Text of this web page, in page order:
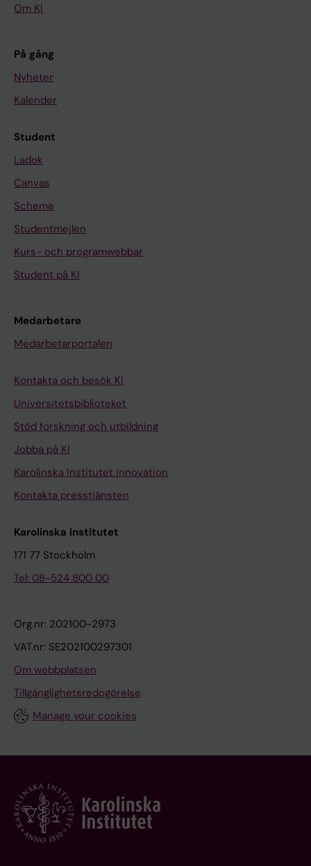
Om KI
På gång
Nyheter
Kalender
Student
Ladok
Canvas
Schema
Studentmejlen
Kurs- och programwebbar
Student på KI
Medarbetare
Medarbetarportalen
Kontakta och besök KI
Universitetsbiblioteket
Stöd forskning och utbildning
Jobba på KI
Karolinska Institutet Innovation
Kontakta presstjänsten
Karolinska Institutet
171 77 Stockholm
Tel: 08-524 800 00
Org.nr: 202100-2973
VAT.nr: SE202100297301
Om webbplatsen
Tillgänglighetsredogörelse
Manage your cookies